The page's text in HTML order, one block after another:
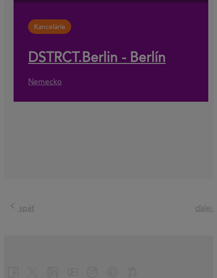
Kancelárie
DSTRCT.Berlin - Berlín
Nemecko
späť ďalej